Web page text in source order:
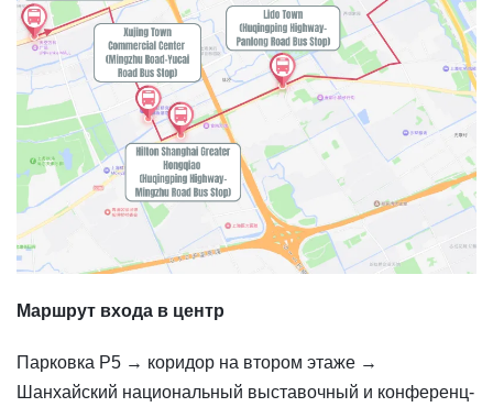
Маршрут входа в центр
Парковка P5 → коридор на втором этаже →
Шанхайский национальный выставочный и конференц-